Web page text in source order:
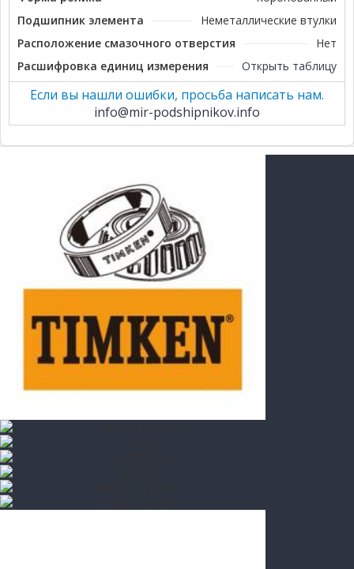
Подшипник элемента
Неметаллические втулки
Расположение смазочного отверстия
Нет
Расшифровка единиц измерения
Открыть таблицу
Если вы нашли ошибки, просьба написать нам.
info@mir-podshipnikov.info